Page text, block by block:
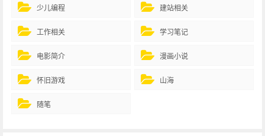
少儿编程 建站相关
工作相关 学习笔记
电影简介 漫画小说
怀旧游戏 山海
随笔